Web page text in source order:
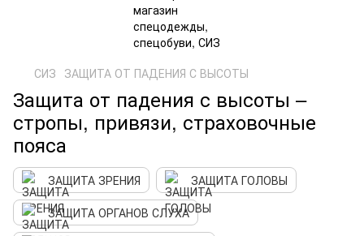
СИЗ ЗАЩИТА ОТ ПАДЕНИЯ С ВЫСОТЫ
Защита от падения с высоты –
стропы, привязи, страховочные
пояса
ЗАЩИТА ЗРЕНИЯ
ЗАЩИТА ГОЛОВЫ
ЗАЩИТА ОРГАНОВ СЛУХА